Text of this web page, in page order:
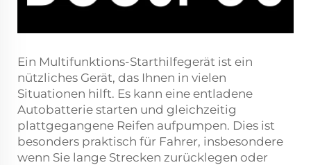
Ein Multifunktions-Starthilfegerät ist ein
nützliches Gerät, das Ihnen in vielen
Situationen hilft. Es kann eine entladene
Autobatterie starten und gleichzeitig
plattgegangene Reifen aufpumpen. Dies ist
besonders praktisch für Fahrer, insbesondere
wenn Sie lange Strecken zurücklegen oder